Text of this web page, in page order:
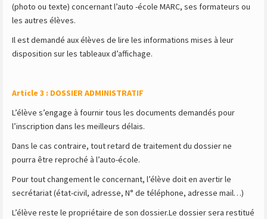
(photo ou texte) concernant l’auto -école MARC, ses formateurs ou
les autres élèves.
Il est demandé aux élèves de lire les informations mises à leur
disposition sur les tableaux d’affichage.
Article 3 : DOSSIER ADMINISTRATIF
L’élève s’engage à fournir tous les documents demandés pour
l’inscription dans les meilleurs délais.
Dans le cas contraire, tout retard de traitement du dossier ne
pourra être reproché à l’auto-école.
Pour tout changement le concernant, l’élève doit en avertir le
secrétariat (état-civil, adresse, N° de téléphone, adresse mail…)
L’élève reste le propriétaire de son dossier.Le dossier sera restitué